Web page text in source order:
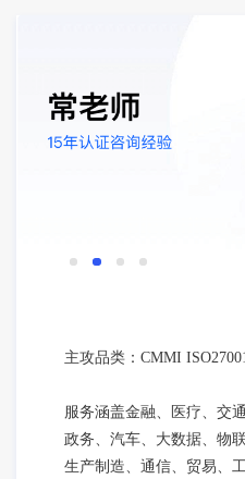
主攻品类：CMMI
服务涵盖金融、医疗、交
政务、汽车、大数据、物
生产制造、通信、贸易、